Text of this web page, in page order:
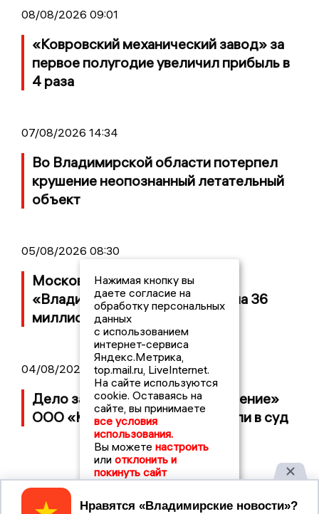
08/08/2026 09:01
«Ковровский механический завод» за
первое полугодие увеличил прибыль в
4 раза
07/08/2026 14:34
Во Владимирской области потерпел
крушение неопознанный летательный
объект
05/08/2026 08:30
Московский ЧОП подал иск к
«Владимирскому стандарту» на 36
миллионов рублей
04/08/2026 15:40
Дело застройщика ЖК «Поколение»
ООО «Капитал Строй» передали в суд
2017 © NEWSVLADIMIR.RU | СИ
Нажимая кнопку вы
даете согласие на
обработку персональных
данных
с использованием
интернет-сервиса
Яндекс.Метрика,
top.mail.ru, LiveInternet.
На сайте используются
cookie. Оставаясь на
сайте, вы принимаете
все условия
использования.
Вы можете настроить
или отклонить и
покинуть сайт
Принять